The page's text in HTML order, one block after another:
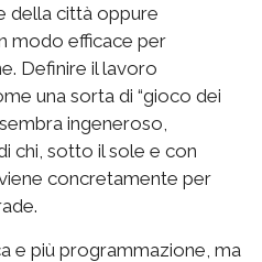
della città oppure
modo efficace per
Definire il lavoro
una sorta di “gioco dei
ingeneroso,
chi, sotto il sole e con
concretamente per
e più programmazione, ma